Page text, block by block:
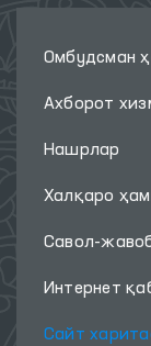
Омбудсман
Ахборот
Нашрлар
Халқаро
Савол-
Интернет
Сайт